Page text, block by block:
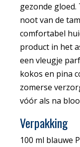
gezonde
noot van de
comfortabel
product in het
een vleugje
kokos en pina
zomerse
vóór als na
Verpakking
100 ml blauwe